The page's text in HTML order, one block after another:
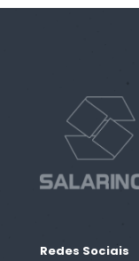
Redes Sociais